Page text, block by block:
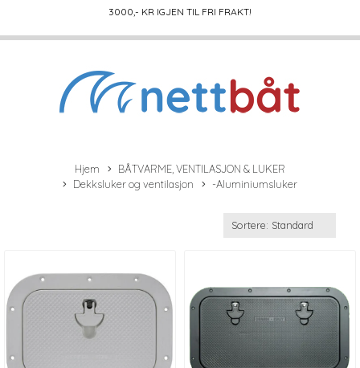
3000,- KR IGJEN TIL FRI FRAKT!
Hjem
BÅTVARME, VENTILASJON & LUKER
Dekksluker og ventilasjon
-Aluminiumsluker